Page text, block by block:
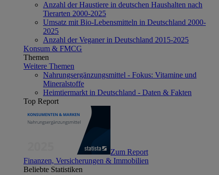
Anzahl der Haustiere in deutschen Haushalten nach
Tierarten 2000-2025
Umsatz mit Bio-Lebensmitteln in Deutschland 2000-
2025
Anzahl der Veganer in Deutschland 2015-2025
Konsum & FMCG
Themen
Weitere Themen
Nahrungsergänzungsmittel - Fokus: Vitamine und
Mineralstoffe
Heimtiermarkt in Deutschland - Daten & Fakten
Top Report
Zum Report
Finanzen, Versicherungen & Immobilien
Beliebte Statistiken